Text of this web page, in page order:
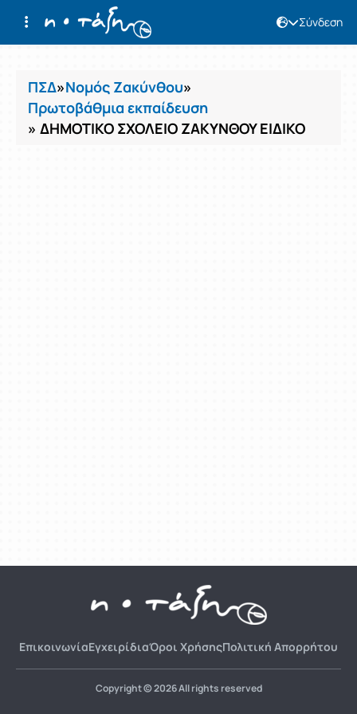
Σύνδεση
Μαθήματα
ΠΣΔ»Νομός Ζακύνθου»
Πρωτοβάθμια εκπαίδευση
» ΔΗΜΟΤΙΚΟ ΣΧΟΛΕΙΟ ΖΑΚΥΝΘΟΥ ΕΙΔΙΚΟ
ΕπικοινωνίαΕγχειρίδιαΌροι ΧρήσηςΠολιτική Απορρήτου
Copyright © 2026 All rights reserved